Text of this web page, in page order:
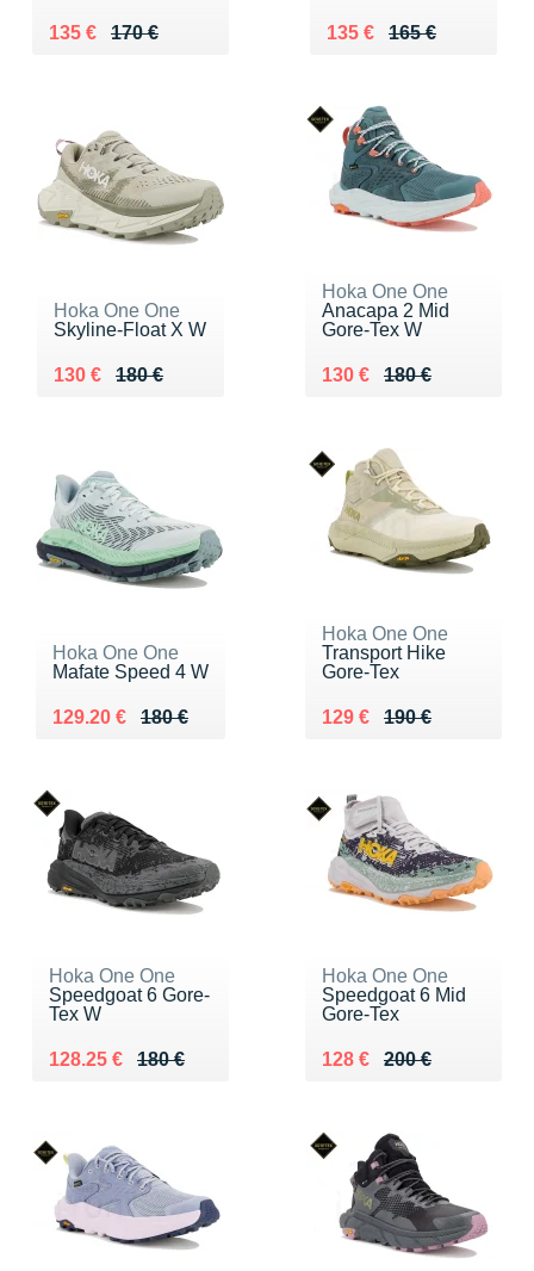
170 €
Au lieu de 170 €
135 €
Vendu 135 € 165 €
Au lieu de 165 €
135 €
Vendu 135 €
Hoka One One
Skyline-Float X W
180 €
Au lieu de 180 €
130 €
Vendu 130 €
Hoka One One
Anacapa 2 Mid
Gore-Tex W
180 €
Au lieu de 180 €
130 €
Vendu 130 €
Hoka One One
Mafate Speed 4 W
180 €
Au lieu de 180 €
129.20 €
Vendu 129.20 €
Hoka One One
Transport Hike
Gore-Tex
190 €
Au lieu de 190 €
129 €
Vendu 129 €
Hoka One One
Speedgoat 6 Gore-
Tex W
180 €
Au lieu de 180 €
128.25 €
Vendu 128.25 €
Hoka One One
Speedgoat 6 Mid
Gore-Tex
200 €
Au lieu de 200 €
128 €
Vendu 128 €